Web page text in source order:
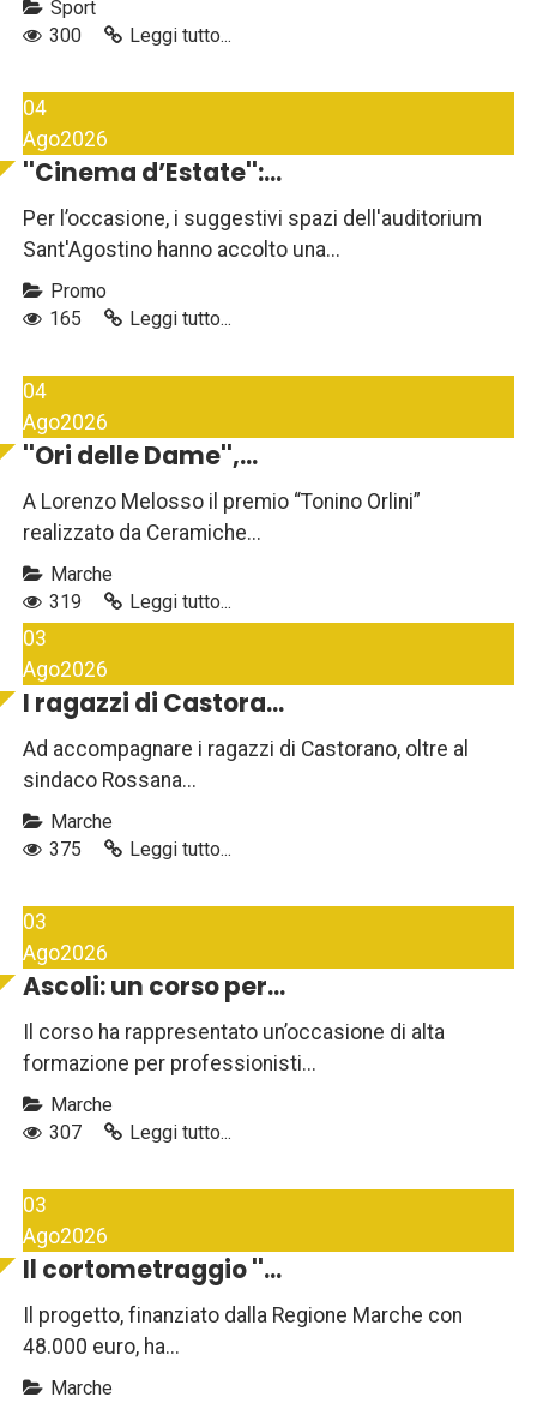
Sport
300
Leggi tutto...
04
Ago2026
''Cinema d’Estate'':...
Per l’occasione, i suggestivi spazi dell'auditorium
Sant'Agostino hanno accolto una...
Promo
165
Leggi tutto...
04
Ago2026
''Ori delle Dame'',...
A Lorenzo Melosso il premio “Tonino Orlini”
realizzato da Ceramiche...
Marche
319
Leggi tutto...
03
Ago2026
I ragazzi di Castora...
Ad accompagnare i ragazzi di Castorano, oltre al
sindaco Rossana...
Marche
375
Leggi tutto...
03
Ago2026
Ascoli: un corso per...
Il corso ha rappresentato un’occasione di alta
formazione per professionisti...
Marche
307
Leggi tutto...
03
Ago2026
Il cortometraggio ''...
Il progetto, finanziato dalla Regione Marche con
48.000 euro, ha...
Marche